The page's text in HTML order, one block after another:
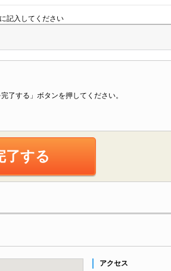
記入してください
了する」ボタンを押してください。
了する
アクセス